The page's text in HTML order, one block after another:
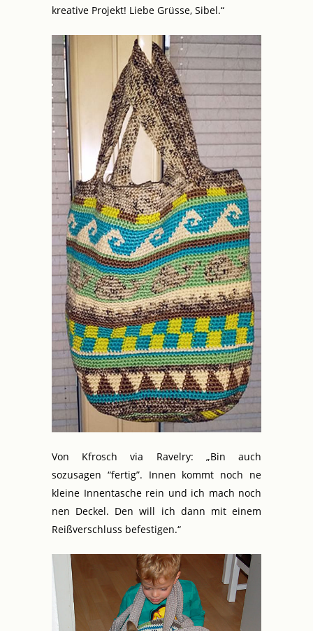
kreative Projekt! Liebe Grüsse, Sibel.“
Von Kfrosch via Ravelry: „Bin auch
sozusagen “fertig”. Innen kommt noch ne
kleine Innentasche rein und ich mach noch
nen Deckel. Den will ich dann mit einem
Reißverschluss befestigen.“